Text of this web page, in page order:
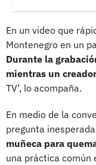
En un video que
Montenegro en un
Durante la
mientras un creador
TV’, lo acompaña.
En medio de la
pregunta
muñeca para
una práctica común